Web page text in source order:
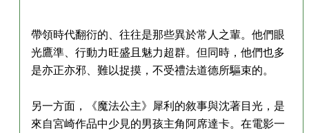
帶領時代翻衍的、往往是那些異於常人之輩。他們眼
光鷹準、行動力旺盛且魅力超群。但同時，他們也多
是亦正亦邪、難以捉摸，不受禮法道德所驅束的。
另一方面，《魔法公主》犀利的敘事與沈著目光，是
來自宮崎作品中少見的男孩主角阿席達卡。在電影一